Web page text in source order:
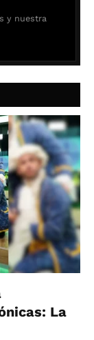
y nuestra
La